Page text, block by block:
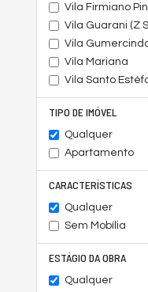
Vila Firmiano
Vila Guarani (Z
Vila
Vila Mariana
Vila Santo
TIPO DE IMÓVEL
Qualquer
Apartamento
CARACTERÍSTICAS
Qualquer
Sem Mobília
ESTÁGIO DA OBRA
Qualquer